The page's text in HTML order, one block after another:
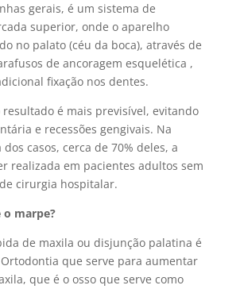
gerais, é um sistema de
superior, onde o aparelho
no palato (céu da boca), através de
de ancoragem esquelética ,
fixação nos dentes.
resultado é mais previsível, evitando
e recessões gengivais. Na
casos, cerca de 70% deles, a
realizada em pacientes adultos sem
cirurgia hospitalar.
o marpe?
de maxila ou disjunção palatina é
que serve para aumentar
que é o osso que serve como